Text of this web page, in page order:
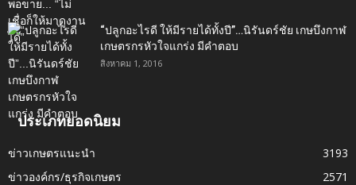
“ปลูกอะไรดี ให้มีรายได้ทั้งปี”…นิรันดร์ชัย เกษบึงกาฬ
เกษตรกรหัวใจแกร่ง มีคำตอบ
สิงหาคม 1, 2016
ประเภทยอดนิยม
ข่าวเกษตรแนะนำ
3193
ข่าวองค์กร/ธุรกิจเกษตร
2571